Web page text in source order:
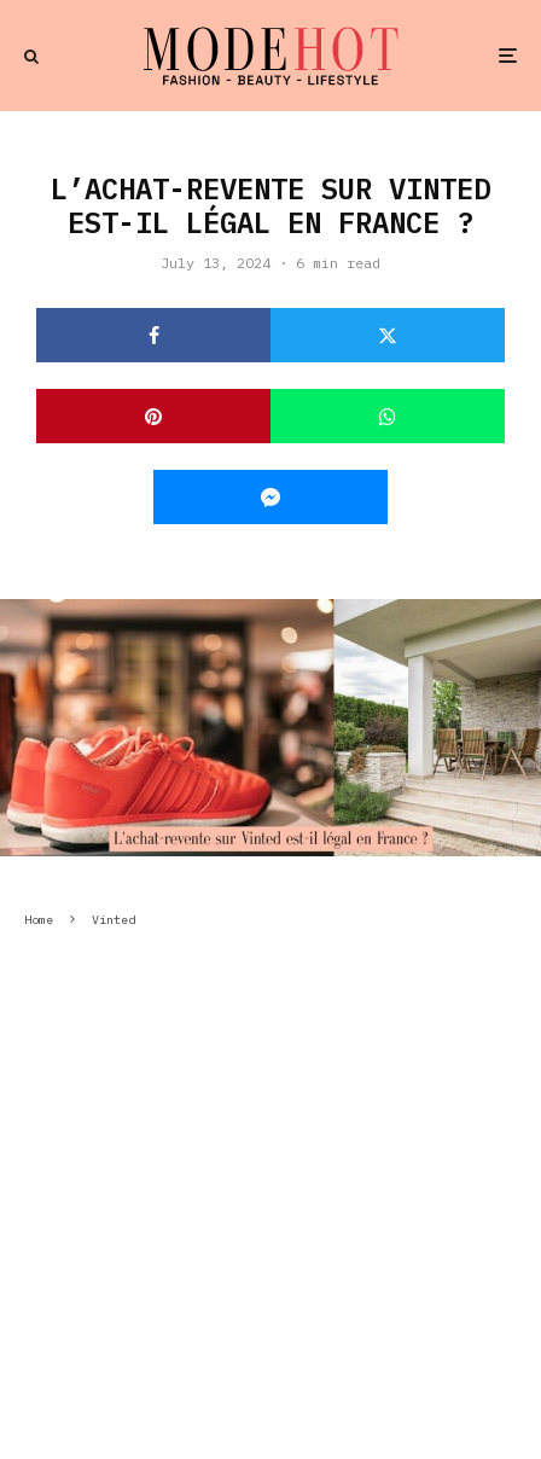
L’ACHAT-REVENTE SUR VINTED
EST-IL LÉGAL EN FRANCE ?
July 13, 2024 · 6 min read
Home Vinted